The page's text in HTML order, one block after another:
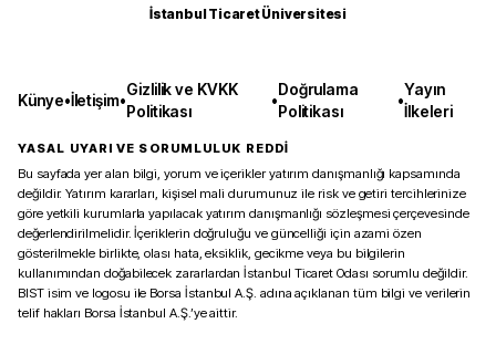
İstanbul Ticaret Üniversitesi
Künye•İletişim•
Gizlilik ve KVKK
Politikası
•
Doğrulama
Politikası
•
Yayın
İlkeleri
YASAL UYARI VE SORUMLULUK REDDİ
Bu sayfada yer alan bilgi, yorum ve içerikler yatırım danışmanlığı kapsamında
değildir. Yatırım kararları, kişisel mali durumunuz ile risk ve getiri tercihlerinize
göre yetkili kurumlarla yapılacak yatırım danışmanlığı sözleşmesi çerçevesinde
değerlendirilmelidir. İçeriklerin doğruluğu ve güncelliği için azami özen
gösterilmekle birlikte, olası hata, eksiklik, gecikme veya bu bilgilerin
kullanımından doğabilecek zararlardan İstanbul Ticaret Odası sorumlu değildir.
BIST isim ve logosu ile Borsa İstanbul A.Ş. adına açıklanan tüm bilgi ve verilerin
telif hakları Borsa İstanbul A.Ş.’ye aittir.